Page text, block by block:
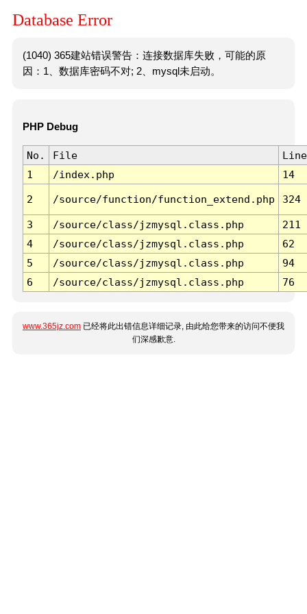
Database Error
(1040) 365建站错误警告：连接数据库失败，可能的原
因：1、数据库密码不对; 2、mysql未启动。
PHP Debug
No. File
Line
1
/index.php 14
2 /source/function/function_extend.php 324
3 /source/class/jzmysql.class.php
211
4
/source/class/jzmysql.class.php
62
5
/source/class/jzmysql.class.php
94
6
/source/class/jzmysql.class.php 76
www.365jz.com 已经将此出错信息详细记录, 由此给您带来的访问不便我
们深感歉意.